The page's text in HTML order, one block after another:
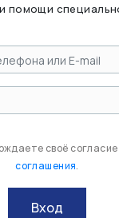
помощи
своё согласие
соглашения.
Вход